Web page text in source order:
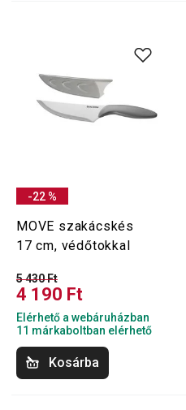
-22 %
MOVE szakácskés
17 cm, védőtokkal
5 430 Ft
4 190 Ft
Elérhető a webáruházban
11 márkaboltban elérhető
Kosárba